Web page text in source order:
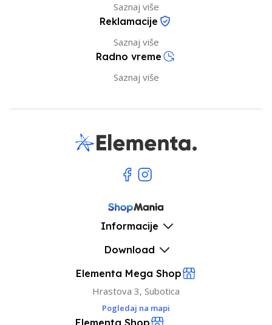
Saznaj više
Reklamacije
Saznaj više
Radno vreme
Saznaj više
Informacije
Download
Elementa Mega Shop
Hrastova 3, Subotica
Pogledaj na mapi
Elementa Shop